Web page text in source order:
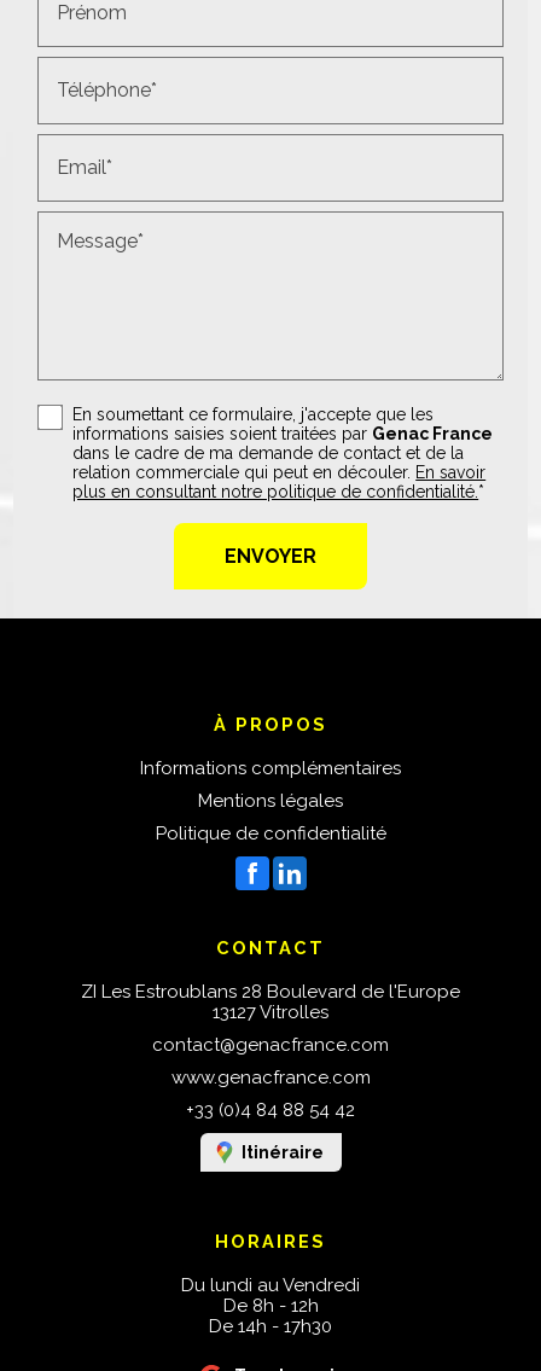
Prénom
Téléphone*
Email*
Message*
En soumettant ce formulaire, j'accepte que les
informations saisies soient traitées par Genac France
dans le cadre de ma demande de contact et de la
relation commerciale qui peut en découler. En savoir
plus en consultant notre politique de confidentialité.*
À PROPOS
Informations complémentaires
Mentions légales
Politique de confidentialité
CONTACT
ZI Les Estroublans 28 Boulevard de l'Europe
13127 Vitrolles
contact@genacfrance.com
www.genacfrance.com
+33 (0)4 84 88 54 42
Itinéraire
HORAIRES
Du lundi au Vendredi
De 8h - 12h
De 14h - 17h30